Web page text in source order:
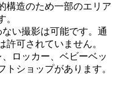
構造のため一部のエリア
。
い撮影は可能です。通
可されていません。
ロッカー、ベビーベッ
トショップがあります。